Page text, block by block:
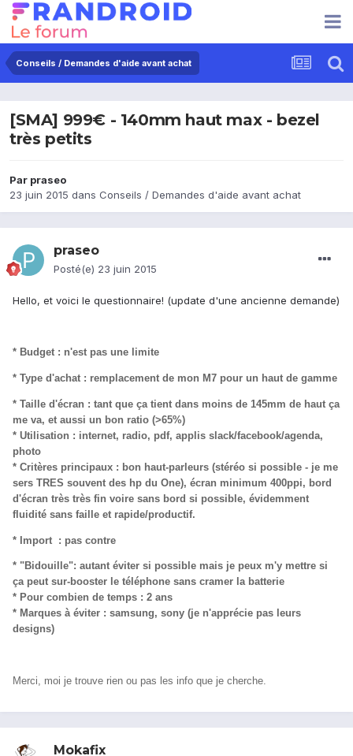
Conseils / Demandes d'aide avant achat
[SMA] 999€ - 140mm haut max - bezel
très petits
Par praseo
23 juin 2015 dans Conseils / Demandes d'aide avant achat
praseo
Posté(e) 23 juin 2015
Hello, et voici le questionnaire! (update d'une ancienne demande)
* Budget : n'est pas une limite
* Type d'achat : remplacement de mon M7 pour un haut de gamme
* Taille d'écran : tant que ça tient dans moins de 145mm de haut ça
me va, et aussi un bon ratio (>65%)
* Utilisation : internet, radio, pdf, applis slack/facebook/agenda,
photo
* Critères principaux : bon haut-parleurs (stéréo si possible - je me
sers TRES souvent des hp du One), écran minimum 400ppi, bord
d'écran très très fin voire sans bord si possible, évidemment
fluidité sans faille et rapide/productif.
* Import : pas contre
* "Bidouille": autant éviter si possible mais je peux m'y mettre si
ça peut sur-booster le téléphone sans cramer la batterie
* Pour combien de temps : 2 ans
* Marques à éviter : samsung, sony (je n'apprécie pas leurs
designs)
Merci, moi je trouve rien ou pas les info que je cherche.
Mokafix